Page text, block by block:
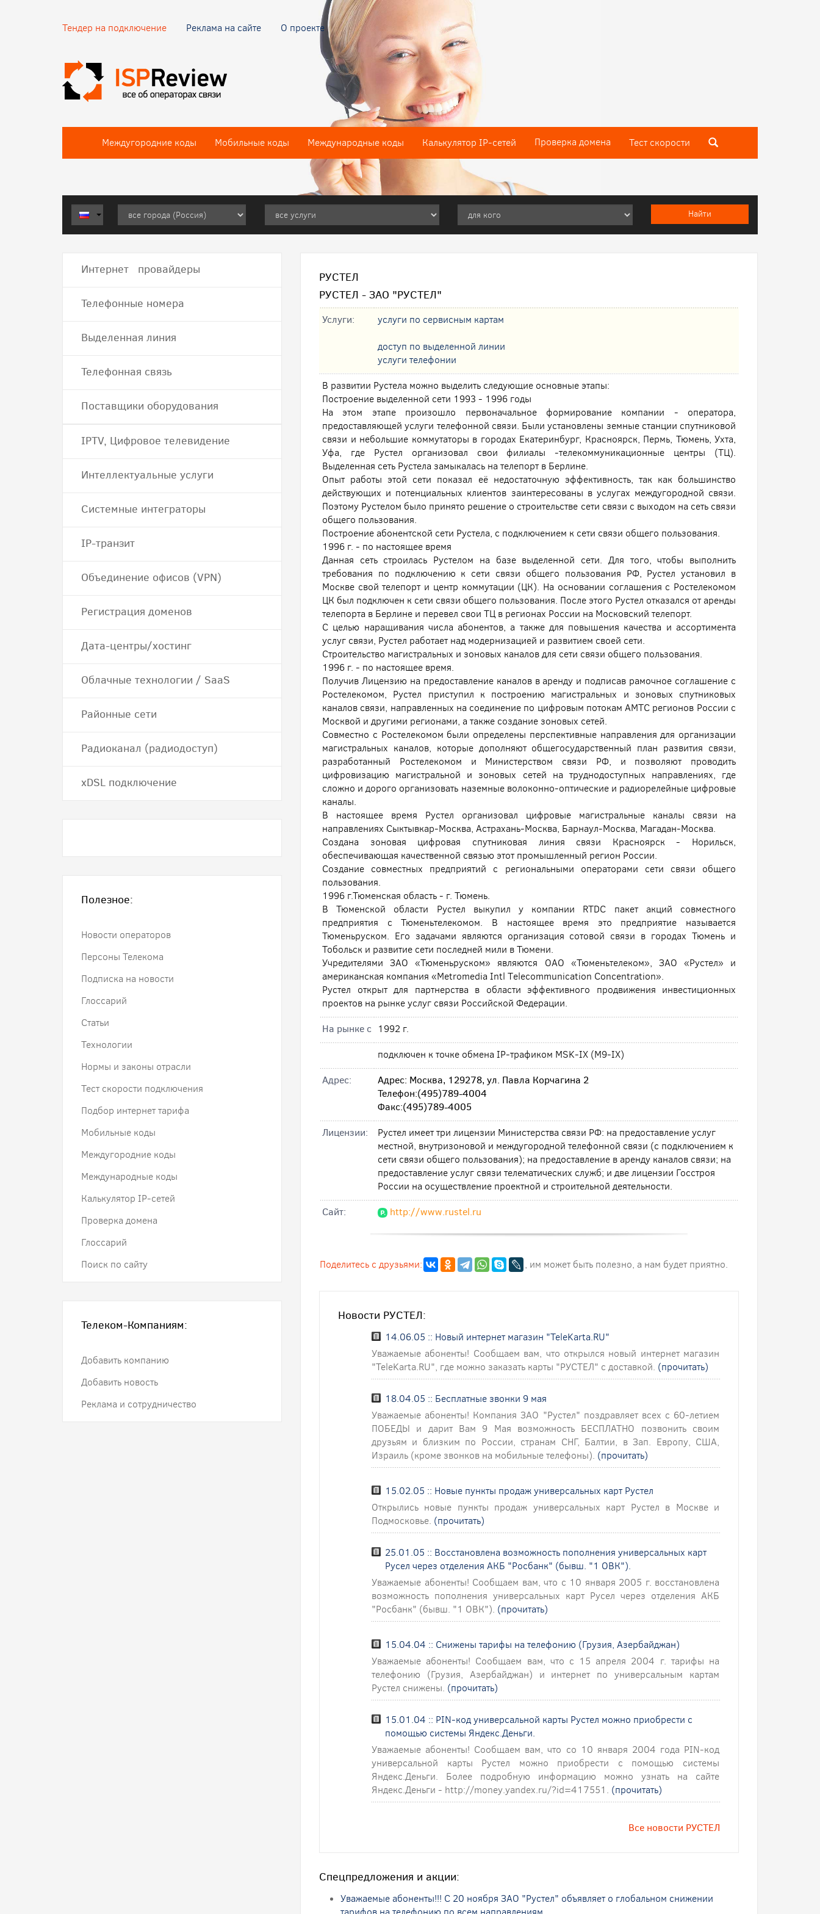
Тендер на подключение Реклама на сайте О проекте
Междугородние коды Мобильные коды Международные коды Калькулятор IP-сетей Проверка домена Тест скороcти
РУСТЕЛ
РУСТЕЛ - ЗАО "РУСТЕЛ"
Услуги: услуги по сервисным картам
доступ по выделенной линии
услуги телефонии
В развитии Рустела можно выделить следующие основные этапы:
Построение выделенной сети 1993 - 1996 годы
На этом этапе произошло первоначальное формирование компании - оператора,
предоставляющей услуги телефонной связи. Были установлены земные станции спутниковой
связи и небольшие коммутаторы в городах Екатеринбург, Красноярск, Пермь, Тюмень, Ухта,
Уфа, где Рустел организовал свои филиалы -телекоммуникационные центры (ТЦ).
Выделенная сеть Рустела замыкалась на телепорт в Берлине.
Опыт работы этой сети показал её недостаточную эффективность, так как большинство
действующих и потенциальных клиентов заинтересованы в услугах междугородной связи.
Поэтому Рустелом было принято решение о строительстве сети связи с выходом на сеть связи
общего пользования.
Построение абонентской сети Рустела, с подключением к сети связи общего пользования.
1996 г. - по настоящее время
Данная сеть строилась Рустелом на базе выделенной сети. Для того, чтобы выполнить
требования по подключению к сети связи общего пользования РФ, Рустел установил в
Москве свой телепорт и центр коммутации (ЦК). На основании соглашения с Ростелекомом
ЦК был подключен к сети связи общего пользования. После этого Рустел отказался от аренды
телепорта в Берлине и перевел свои ТЦ в регионах России на Московский телепорт.
С целью наращивания числа абонентов, а также для повышения качества и ассортимента
услуг связи, Рустел работает над модернизацией и развитием своей сети.
Строительство магистральных и зоновых каналов для сети связи общего пользования.
1996 г. - по настоящее время.
Получив Лицензию на предоставление каналов в аренду и подписав рамочное соглашение с
Ростелекомом, Рустел приступил к построению магистральных и зоновых спутниковых
каналов связи, направленных на соединение по цифровым потокам АМТС регионов России с
Москвой и другими регионами, а также создание зоновых сетей.
Совместно с Ростелекомом были определены перспективные направления для организации
магистральных каналов, которые дополняют общегосударственный план развития связи,
разработанный Ростелекомом и Министерством связи РФ, и позволяют проводить
цифровизацию магистральной и зоновых сетей на труднодоступных направлениях, где
сложно и дорого организовать наземные волоконно-оптические и радиорелейные цифровые
каналы.
В настоящее время Рустел организовал цифровые магистральные каналы связи на
направлениях Сыктывкар-Москва, Астрахань-Москва, Барнаул-Москва, Магадан-Москва.
Создана зоновая цифровая спутниковая линия связи Красноярск - Норильск,
обеспечивающая качественной связью этот промышленный регион России.
Создание совместных предприятий с региональными операторами сети связи общего
пользования.
1996 г.Тюменская область - г. Тюмень.
В Тюменской области Рустел выкупил у компании RTDC пакет акций совместного
предприятия с Тюменьтелекомом. В настоящее время это предприятие называется
Тюменьруском. Его задачами являются организация сотовой связи в городах Тюмень и
Тобольск и развитие сети последней мили в Тюмени.
Учредителями ЗАО «Тюменьруском» являются ОАО «Тюменьтелеком», ЗАО «Рустел» и
американская компания «Metromedia Intl Тelecommunication Concentration».
Рустел открыт для партнерства в области эффективного продвижения инвестиционных
проектов на рынке услуг связи Российской Федерации.
На рынке с 1992 г.
подключен к точке обмена IP-трафиком MSK-IX (M9-IX)
Адрес:
Адрес: Москва, 129278, ул. Павла Корчагина 2
Телефон:(495)789-4004
Факс:(495)789-4005
Лицензии:
Рустел имеет три лицензии Министерства связи РФ: на предоставление услуг
местной, внутризоновой и междугородной телефонной связи (с подключением к
сети связи общего пользования); на предоставление в аренду каналов связи; на
предоставление услуг связи телематических служб; и две лицензии Госстроя
России на осуществление проектной и строительной деятельности.
Cайт:
http://www.rustel.ru
Поделитесь с друзьями: , им может быть полезно, а нам будет приятно.
Новости РУСТЕЛ:
14.06.05 :: Новый интернет магазин "TeleKarta.RU"
Уважаемые абоненты! Сообщаем вам, что открылся новый интернет магазин
"TeleKarta.RU", где можно заказать карты "РУСТЕЛ" с доставкой. (прочитать)
18.04.05 :: Бесплатные звонки 9 мая
Уважаемые абоненты! Компания ЗАО "Рустел" поздравляет всех с 60-летием
ПОБЕДЫ и дарит Вам 9 Мая возможность БЕСПЛАТНО позвонить своим
друзьям и близким по России, странам СНГ, Балтии, в Зап. Европу, США,
Израиль (кроме звонков на мобильные телефоны). (прочитать)
15.02.05 :: Новые пункты продаж универсальных карт Рустел
Открылись новые пункты продаж универсальных карт Рустел в Москве и
Подмосковье. (прочитать)
25.01.05 :: Восстановлена возможность пополнения универсальных карт
Русел через отделения АКБ "Росбанк" (бывш. "1 ОВК").
Уважаемые абоненты! Сообщаем вам, что с 10 января 2005 г. восстановлена
возможность пополнения универсальных карт Русел через отделения АКБ
"Росбанк" (бывш. "1 ОВК"). (прочитать)
15.04.04 :: Снижены тарифы на телефонию (Грузия, Азербайджан)
Уважаемые абоненты! Сообщаем вам, что с 15 апреля 2004 г. тарифы на
телефонию (Грузия, Азербайджан) и интернет по универсальным картам
Рустел снижены. (прочитать)
15.01.04 :: PIN-код универсальной карты Рустел можно приобрести с
помощью системы Яндекс.Деньги.
Уважаемые абоненты! Сообщаем вам, что со 10 января 2004 года PIN-код
универсальной карты Рустел можно приобрести с помощью системы
Яндекс.Деньги. Более подробную информацию можно узнать на сайте
Яндекс.Деньги - http://money.yandex.ru/?id=417551. (прочитать)
Все новости РУСТЕЛ
Спецпредложения и акции:
Уважаемые абоненты!!! С 20 ноября ЗАО "Рустел" объявляет о глобальном снижении
Интернет провайдеры
Телефонные номера
Выделенная линия
Телефонная связь
Поставщики оборудования
IPTV, Цифровое телевидение
Интеллектуальные услуги
Системные интеграторы
IP-транзит
Объединение офисов (VPN)
Регистрация доменов
Дата-центры/хостинг
Облачные технологии / SaaS
Районные сети
Радиоканал (радиодоступ)
хDSL подключение
Полезное:
Новости операторов
Персоны Телекома
Подписка на новости
Глоссарий
Статьи
Технологии
Нормы и законы отрасли
Тест скорости подключения
Подбор интернет тарифа
Мобильные коды
Междугородние коды
Международные коды
Калькулятор IP-сетей
Проверка домена
Глоссарий
Поиск по сайту
Телеком-Компаниям:
Добавить компанию
Добавить новость
Реклама и сотрудничество